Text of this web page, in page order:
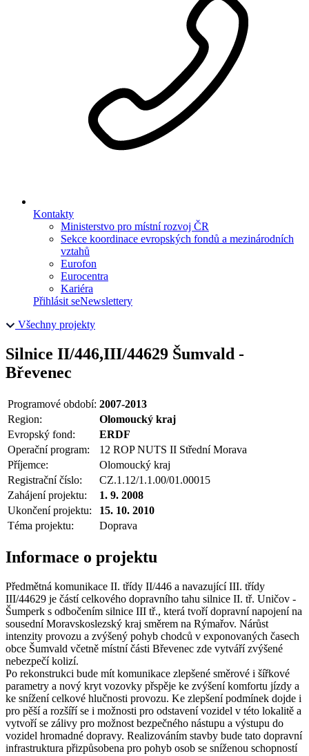
Kontakty
Ministerstvo pro místní rozvoj ČR
Sekce koordinace evropských fondů a mezinárodních
vztahů
Eurofon
Eurocentra
Kariéra
Přihlásit seNewslettery
Všechny projekty
Silnice II/446,III/44629 Šumvald -
Břevenec
Programové období: 2007-2013
Region:
Olomoucký kraj
Evropský fond:
ERDF
Operační program:
12 ROP NUTS II Střední Morava
Příjemce:
Olomoucký kraj
Registrační číslo:
CZ.1.12/1.1.00/01.00015
Zahájení projektu:
1. 9. 2008
Ukončení projektu:
15. 10. 2010
Téma projektu:
Doprava
Informace o projektu
Předmětná komunikace II. třídy II/446 a navazující III. třídy
III/44629 je částí celkového dopravního tahu silnice II. tř. Uničov -
Šumperk s odbočením silnice III tř., která tvoří dopravní napojení na
sousední Moravskoslezský kraj směrem na Rýmařov. Nárůst
intenzity provozu a zvýšený pohyb chodců v exponovaných časech
obce Šumvald včetně místní části Břevenec zde vytváří zvýšené
nebezpečí kolizí.
Po rekonstrukci bude mít komunikace zlepšené směrové i šířkové
parametry a nový kryt vozovky přspěje ke zvýšení komfortu jízdy a
ke snížení celkové hlučnosti provozu. Ke zlepšení podmínek dojde i
pro pěší a rozšíří se i možnosti pro odstavení vozidel v této lokalitě a
vytvoří se zálivy pro možnost bezpečného nástupu a výstupu do
vozidel hromadné dopravy. Realizováním stavby bude tato dopravní
infrastruktura přizpůsobena pro pohyb osob se sníženou schopností